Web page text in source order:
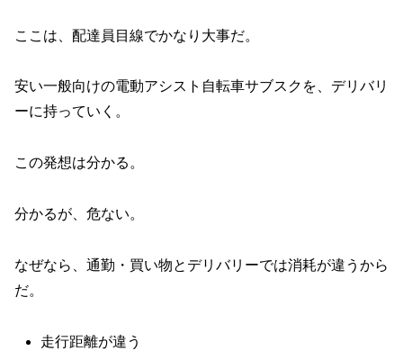
ここは、配達員目線でかなり大事だ。
安い一般向けの電動アシスト自転車サブスクを、デリバリ
ーに持っていく。
この発想は分かる。
分かるが、危ない。
なぜなら、通勤・買い物とデリバリーでは消耗が違うから
だ。
走行距離が違う